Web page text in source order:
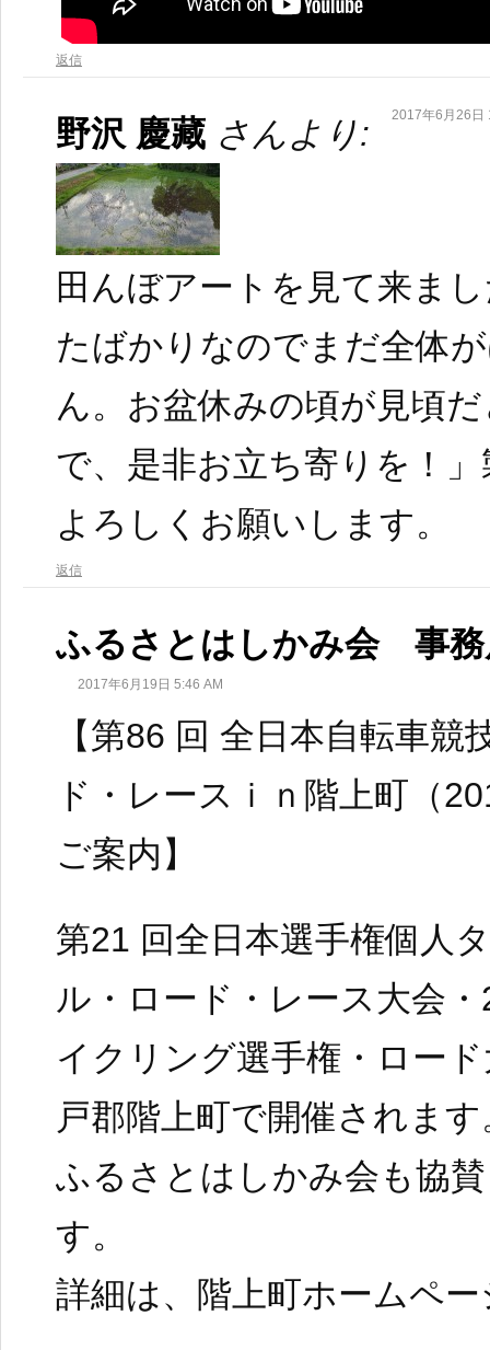
返信
野沢 慶藏 さんより: 2017年6月26日
田んぼアートを見て来ま
たばかりなのでまだ全体
ん。お盆休みの頃が見頃
で、是非お立ち寄りを！
よろしくお願いします。
返信
ふるさとはしかみ会 事務
2017年6月19日 5:46 AM
【第86 回 全日本自転車競
ド・レースｉｎ階上町（
ご案内】
第21 回全日本選手権個人
ル・ロード・レース大会
イクリング選手権・ロー
戸郡階上町で開催されます
ふるさとはしかみ会も協
す。
詳細は、階上町ホームペ